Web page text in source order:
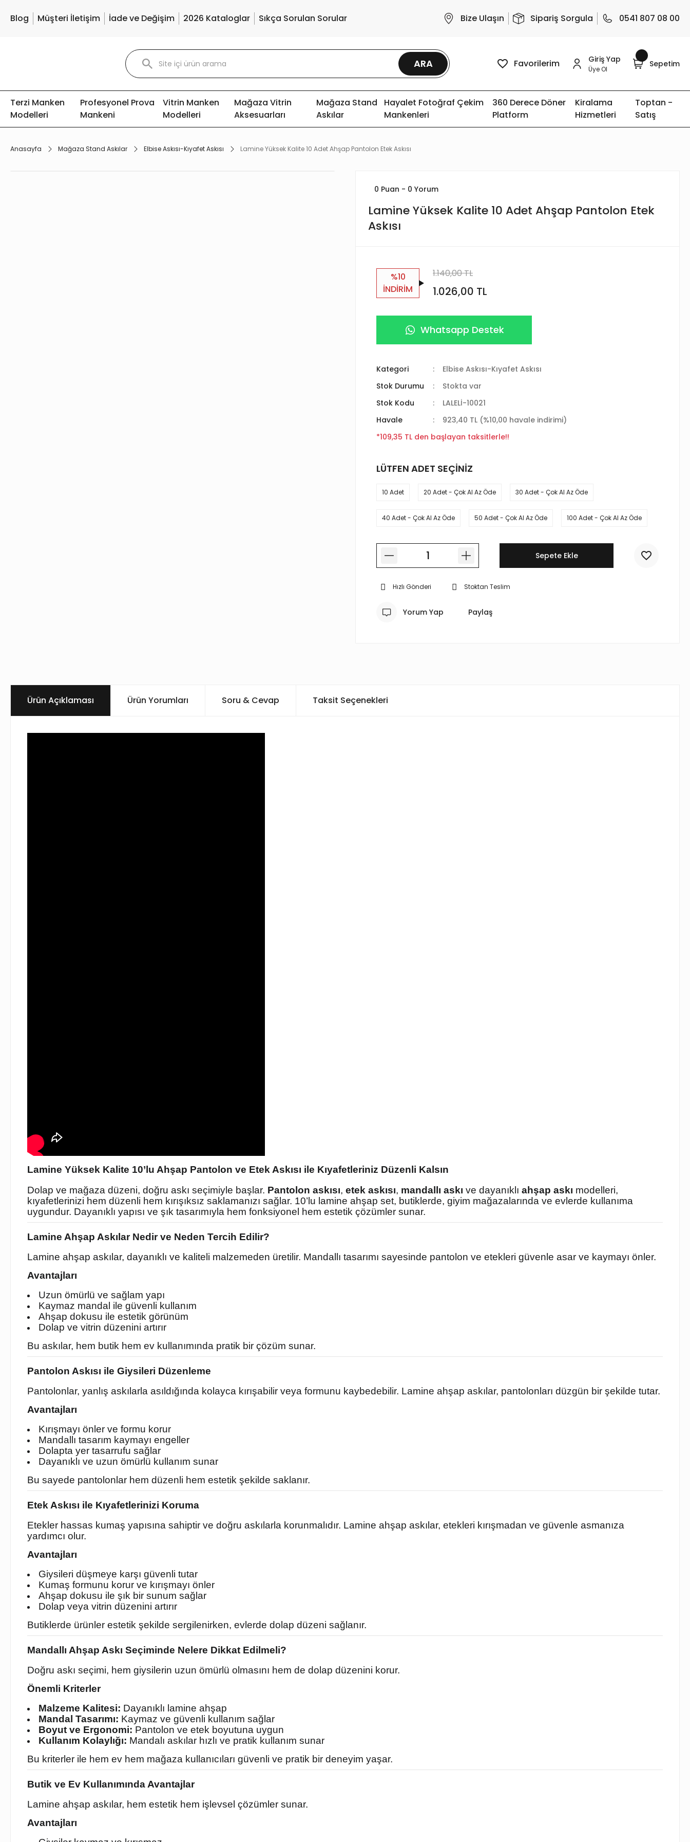
Blog Müşteri İletişim İade ve Değişim 2026 Kataloglar Sıkça Sorulan Sorular Bize Ulaşın Sipariş Sorgula 0541 807 08 00
ARA Favorilerim Giriş Yap
Üye Ol
Sepetim
Terzi Manken
Modelleri
Profesyonel Prova
Mankeni
Vitrin Manken
Modelleri
Mağaza Vitrin
Aksesuarları
Mağaza Stand
Askılar
Hayalet Fotoğraf Çekim
Mankenleri
360 Derece Döner
Platform
Kiralama
Hizmetleri
Toptan -
Satış
Anasayfa Mağaza Stand Askılar Elbise Askısı-Kıyafet Askısı Lamine Yüksek Kalite 10 Adet Ahşap Pantolon Etek Askısı
0 Puan - 0 Yorum
Lamine Yüksek Kalite 10 Adet Ahşap Pantolon Etek
Askısı
%10
İNDİRİM
1.140,00 TL
1.026,00 TL
Whatsapp Destek
Kategori
Elbise Askısı-Kıyafet Askısı
Stok Durumu
Stokta var
Stok Kodu
LALELİ-10021
Havale
923,40 TL (%10,00 havale indirimi)
*109,35 TL den başlayan taksitlerle!!
LÜTFEN ADET SEÇİNİZ
10 Adet 20 Adet - Çok Al Az Öde 30 Adet - Çok Al Az Öde
40 Adet - Çok Al Az Öde 50 Adet - Çok Al Az Öde 100 Adet - Çok Al Az Öde
Sepete Ekle
Hızlı Gönderi Stoktan Teslim
Yorum Yap Paylaş
Ürün Açıklaması Ürün Yorumları Soru & Cevap Taksit Seçenekleri
Lamine Yüksek Kalite 10’lu Ahşap Pantolon ve Etek Askısı ile Kıyafetleriniz Düzenli Kalsın
Dolap ve mağaza düzeni, doğru askı seçimiyle başlar. Pantolon askısı, etek askısı, mandallı askı ve dayanıklı ahşap askı modelleri,
kıyafetlerinizi hem düzenli hem kırışıksız saklamanızı sağlar. 10’lu lamine ahşap set, butiklerde, giyim mağazalarında ve evlerde kullanıma
uygundur. Dayanıklı yapısı ve şık tasarımıyla hem fonksiyonel hem estetik çözümler sunar.
Lamine Ahşap Askılar Nedir ve Neden Tercih Edilir?
Lamine ahşap askılar, dayanıklı ve kaliteli malzemeden üretilir. Mandallı tasarımı sayesinde pantolon ve etekleri güvenle asar ve kaymayı önler.
Avantajları
Uzun ömürlü ve sağlam yapı
Kaymaz mandal ile güvenli kullanım
Ahşap dokusu ile estetik görünüm
Dolap ve vitrin düzenini artırır
Bu askılar, hem butik hem ev kullanımında pratik bir çözüm sunar.
Pantolon Askısı ile Giysileri Düzenleme
Pantolonlar, yanlış askılarla asıldığında kolayca kırışabilir veya formunu kaybedebilir. Lamine ahşap askılar, pantolonları düzgün bir şekilde tutar.
Avantajları
Kırışmayı önler ve formu korur
Mandallı tasarım kaymayı engeller
Dolapta yer tasarrufu sağlar
Dayanıklı ve uzun ömürlü kullanım sunar
Bu sayede pantolonlar hem düzenli hem estetik şekilde saklanır.
Etek Askısı ile Kıyafetlerinizi Koruma
Etekler hassas kumaş yapısına sahiptir ve doğru askılarla korunmalıdır. Lamine ahşap askılar, etekleri kırışmadan ve güvenle asmanıza
yardımcı olur.
Avantajları
Giysileri düşmeye karşı güvenli tutar
Kumaş formunu korur ve kırışmayı önler
Ahşap dokusu ile şık bir sunum sağlar
Dolap veya vitrin düzenini artırır
Butiklerde ürünler estetik şekilde sergilenirken, evlerde dolap düzeni sağlanır.
Mandallı Ahşap Askı Seçiminde Nelere Dikkat Edilmeli?
Doğru askı seçimi, hem giysilerin uzun ömürlü olmasını hem de dolap düzenini korur.
Önemli Kriterler
Malzeme Kalitesi: Dayanıklı lamine ahşap
Mandal Tasarımı: Kaymaz ve güvenli kullanım sağlar
Boyut ve Ergonomi: Pantolon ve etek boyutuna uygun
Kullanım Kolaylığı: Mandalı askılar hızlı ve pratik kullanım sunar
Bu kriterler ile hem ev hem mağaza kullanıcıları güvenli ve pratik bir deneyim yaşar.
Butik ve Ev Kullanımında Avantajlar
Lamine ahşap askılar, hem estetik hem işlevsel çözümler sunar.
Avantajları